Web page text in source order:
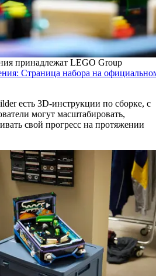
принадлежат LEGO Group
Страница набора на
есть 3D-инструкции по сборке, с
могут масштабировать,
свой прогресс на протяжении